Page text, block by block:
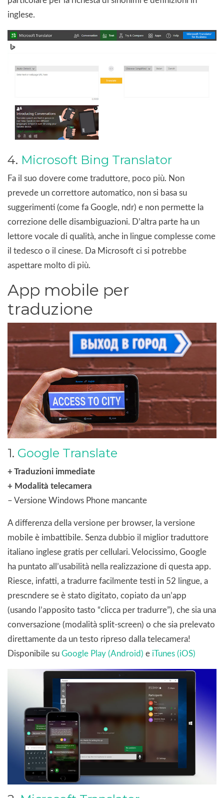
inglese.
4. Microsoft Bing Translator
Fa il suo dovere come traduttore, poco più. Non
prevede un correttore automatico, non si basa su
suggerimenti (come fa Google, ndr) e non permette la
correzione delle disambiguazioni. D’altra parte ha un
lettore vocale di qualità, anche in lingue complesse come
il tedesco o il cinese. Da Microsoft ci si potrebbe
aspettare molto di più.
App mobile per
traduzione
1. Google Translate
+ Traduzioni immediate
+ Modalità telecamera
– Versione Windows Phone mancante
A differenza della versione per browser, la versione
mobile è imbattibile. Senza dubbio il miglior traduttore
italiano inglese gratis per cellulari. Velocissimo, Google
ha puntato all’usabilità nella realizzazione di questa app.
Riesce, infatti, a tradurre facilmente testi in 52 lingue, a
prescndere se è stato digitato, copiato da un’app
(usando l’apposito tasto “clicca per tradurre”), che sia una
conversazione (modalità split-screen) o che sia prelevato
direttamente da un testo ripreso dalla telecamera!
Disponibile su Google Play (Android) e iTunes (iOS)